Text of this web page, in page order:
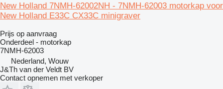
New Holland 7NMH-62002NH - 7NMH-62003 motorkap voor
New Holland E33C CX33C minigraver
Prijs op aanvraag
Onderdeel - motorkap
7NMH-62003
Nederland, Wouw
J&Th van der Veldt BV
Contact opnemen met verkoper